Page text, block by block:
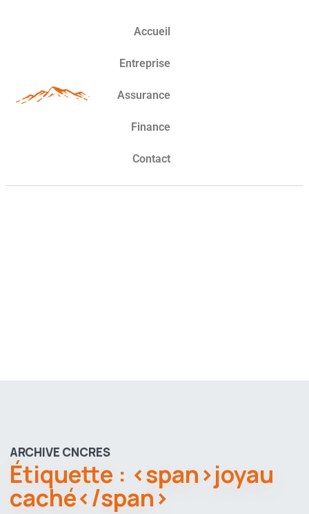
Accueil
Entreprise
Assurance
Finance
Contact
ARCHIVE CNCRES
Étiquette : <span>joyau
caché</span>